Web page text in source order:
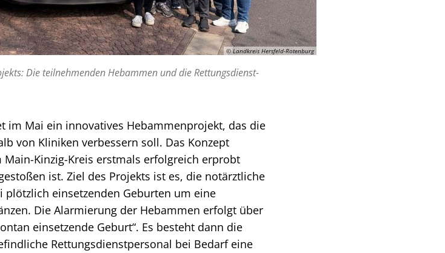
© Landkreis Hersfeld-Rotenburg
Die teilnehmenden Hebammen und die Rettungsdienst-
im Mai ein innovatives Hebammenprojekt, das die
von Kliniken verbessern soll. Das Konzept
Kinzig-Kreis erstmals erfolgreich erprobt
ist. Ziel des Projekts ist es, die notärztliche
einsetzenden Geburten um eine
Die Alarmierung der Hebammen erfolgt über
einsetzende Geburt“. Es besteht dann die
Rettungsdienstpersonal bei Bedarf eine